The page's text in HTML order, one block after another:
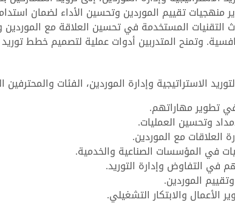
منهجيات تقييم الموردين وتحسين الأداء لضمان
التقنيات المستخدمة في تحسين العلاقة مع
وتمنح المتدربين أدوات عملية لتصميم خطط
الاستراتيجية وإدارة الموردين، الفئات
في تطوير مهاراتهم.
وتحسين العمليات.
العلاقات مع الموردين.
في المؤسسات الصناعية والخدمية.
في التفاوض وإدارة التوريد.
الموردين.
الأعمال والابتكار التشغيلي.